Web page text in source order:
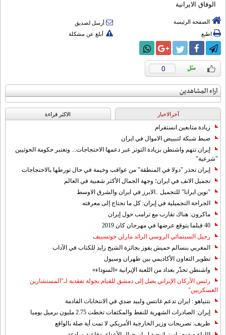
الوفاق الایرانیة
الصفحة الرئيسة
أرسل لصديق
اطبع
أبلغ عن مشكلة
0
آراء المشاهدين
آخرالاخبار الاکثر قراءة
زيادة متابعين انستقرام
ضبط شبكة لتبييض الاموال في ايران
إيران تتهم واشنطن بزيادة التوتر عبر دعمها الاحتجاجات... وتعتبر حكومة الحوثيين
"شرعية"
إيران تحذر "دولا في المنطقة" من عواقب وخيمة في حال تورطها بالاحتجاجات
تجميل الانف في ايران؛ وجهة الجمال الأكثر شعبية في العالم
"نوين ايرانا" للتجميل ..الابرز في ايران والشرق الاوسط
الجراحة التجميلية في إيران: كل ما تحتاج إلى معرفته
ماكرون: هناك تقارب مع ترامب حول إيران
40 فيلما يتوقع عرضها في مهرجان كان 2019
رحيل السينمائي الروسي الرائد مارلن خوتسييف
المغربي بنسالم حميش يفوز بجائزة الشيخ زايد للكتاب في الآداب
تطوير التعاون الأكاديمي بين طهران وسيول
واشنطن تحذّر بغداد من اللعبة الإيرانية «السوداء»
رئيس الأركان الإيراني يصل إلى دمشق للقيام بجولة تفقدية لـ"المستشارين
العسكريين"
نتنياهو : ايران تدعم غانتس ولبيد ضدي في الانتخابات القادمة
إيران: الصادرات الشهریة للنفط والمكثفات تخطت 2.75 مليون برميل يوميا
ظريف: تصريحات وزير الخارجية الأمريكي لا تمت أية صلة بالواقع